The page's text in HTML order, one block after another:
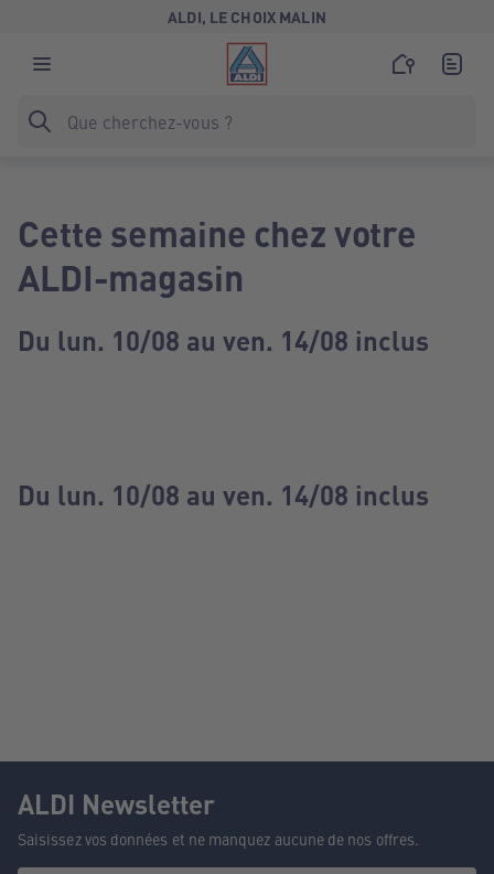
ALDI, LE CHOIX MALIN
Cette semaine chez votre
ALDI-magasin
Du lun. 10/08 au ven. 14/08 inclus
Du lun. 10/08 au ven. 14/08 inclus
ALDI Newsletter
Saisissez vos données et ne manquez aucune de nos offres.